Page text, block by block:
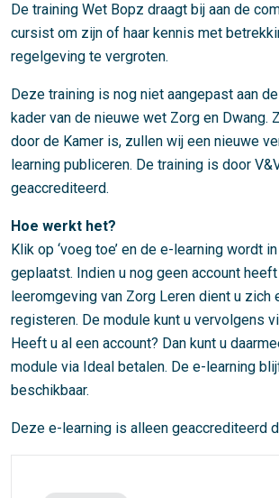
De training Wet Bopz draagt bij aan de
cursist om zijn of haar kennis met
regelgeving te vergroten.
Deze training is nog niet aangepast aan
kader van de nieuwe wet Zorg en Dwang.
door de Kamer is, zullen wij een nieuwe
learning publiceren. De training is door
geaccrediteerd.
Hoe werkt het?
Klik op ‘voeg toe’ en de e-learning wordt
geplaatst. Indien u nog geen account
leeromgeving van Zorg Leren dient u zich
registeren. De module kunt u vervolgens
Heeft u al een account? Dan kunt u
module via Ideal betalen. De e-learning
beschikbaar.
Deze e-learning is alleen geaccrediteerd